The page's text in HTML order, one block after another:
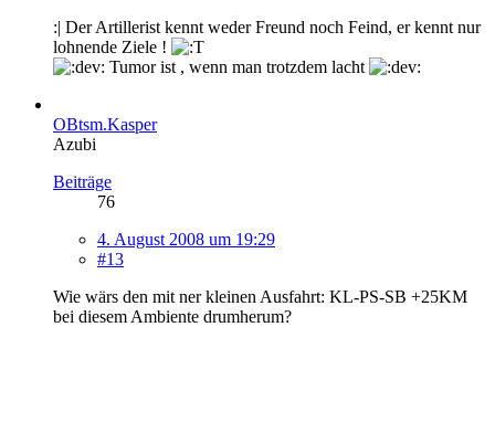
:| Der Artillerist kennt weder Freund noch Feind, er kennt nur
lohnende Ziele !
Tumor ist , wenn man trotzdem lacht
OBtsm.Kasper
Azubi
Beiträge
76
4. August 2008 um 19:29
#13
Wie wärs den mit ner kleinen Ausfahrt: KL-PS-SB +25KM
bei diesem Ambiente drumherum?